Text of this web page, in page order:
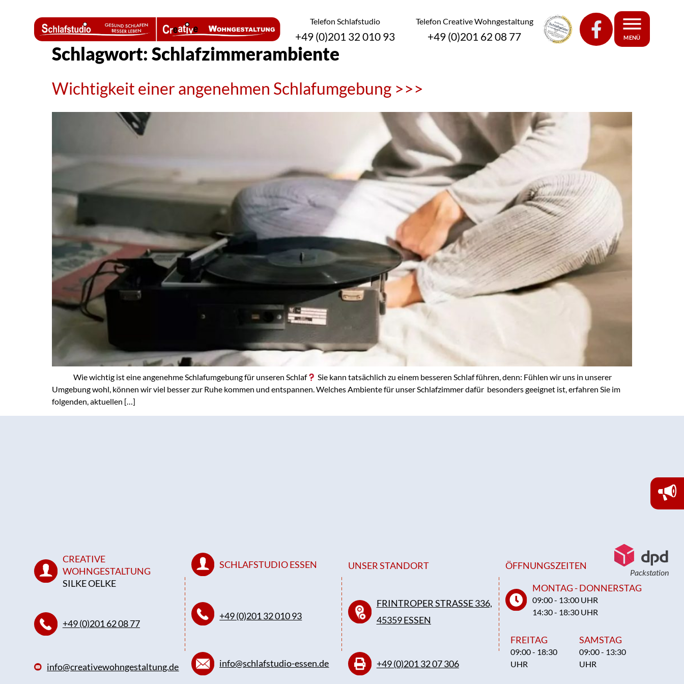
Telefon Schlafstudio
+49 (0)201 32 010 93
Telefon Creative Wohngestaltung
+49 (0)201 62 08 77 MENÜ
Schlagwort: Schlafzimmerambiente
Wichtigkeit einer angenehmen Schlafumgebung >>>
Wie wichtig ist eine angenehme Schlafumgebung für unseren Schlaf
Sie kann tatsächlich zu einem besseren Schlaf führen, denn: Fühlen wir uns in unserer
Umgebung wohl, können wir viel besser zur Ruhe kommen und entspannen. Welches Ambiente für unser Schlafzimmer dafür besonders geeignet ist, erfahren Sie im
folgenden, aktuellen […]
CREATIVE
WOHNGESTALTUNG
SILKE OELKE
+49 (0)201 62 08 77
info@creativewohngestaltung.de
SCHLAFSTUDIO ESSEN
+49 (0)201 32 010 93
info@schlafstudio-essen.de
UNSER STANDORT
FRINTROPER STRASSE 336,
45359 ESSEN
+49 (0)201 32 07 306
Packstation
ÖFFNUNGSZEITEN
MONTAG - DONNERSTAG
09:00 - 13:00 UHR
14:30 - 18:30 UHR
FREITAG
09:00 - 18:30
UHR
SAMSTAG
09:00 - 13:30
UHR